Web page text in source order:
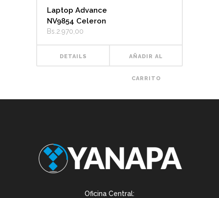
Laptop Advance
NV9854 Celeron
Bs. 2.970,00
DETAILS AÑADIR AL
CARRITO
Oficina Central: